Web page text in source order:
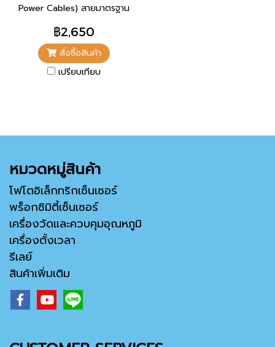
Power Cables) สายมาตรฐาน
สำหรับเซอร์โวมอเตอร์ 100 W,
200 W, 400 W, และ 750 W
฿2,650
สั่งซื้อสินค้า
เปรียบเทียบ
หมวดหมู่สินค้า
โฟโตอิเล็กทริกเซ็นเซอร์
พร็อกซิมิตี้เซ็นเซอร์
เครื่องวัดและควบคุมอุณหภูมิ
เครื่องตั้งเวลา
รีเลย์
สินค้าเพิ่มเติม